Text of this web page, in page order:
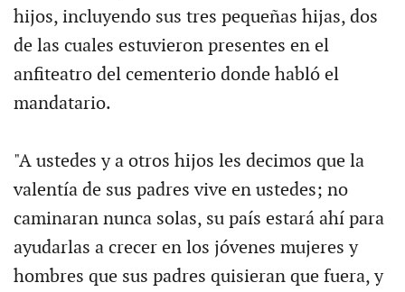
hijos, incluyendo sus tres pequeñas hijas, dos
de las cuales estuvieron presentes en el
anfiteatro del cementerio donde habló el
mandatario.
"A ustedes y a otros hijos les decimos que la
valentía de sus padres vive en ustedes; no
caminaran nunca solas, su país estará ahí para
ayudarlas a crecer en los jóvenes mujeres y
hombres que sus padres quisieran que fuera, y